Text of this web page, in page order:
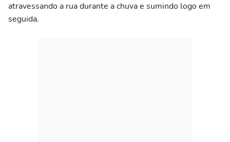
atravessando a rua durante a chuva e sumindo logo em
seguida.